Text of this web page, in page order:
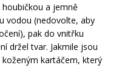
a jemně
vodou (nedovolte, aby
pak do vnitřku
držel tvar. Jakmile jsou
kartáčem, který